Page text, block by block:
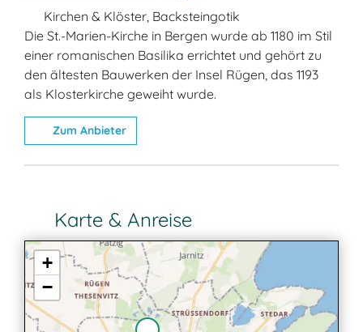
Kirchen & Klöster, Backsteingotik
Die St.-Marien-Kirche in Bergen wurde ab 1180 im Stil
einer romanischen Basilika errichtet und gehört zu
den ältesten Bauwerken der Insel Rügen, das 1193
als Klosterkirche geweiht wurde.
Zum Anbieter
Karte & Anreise
+
−